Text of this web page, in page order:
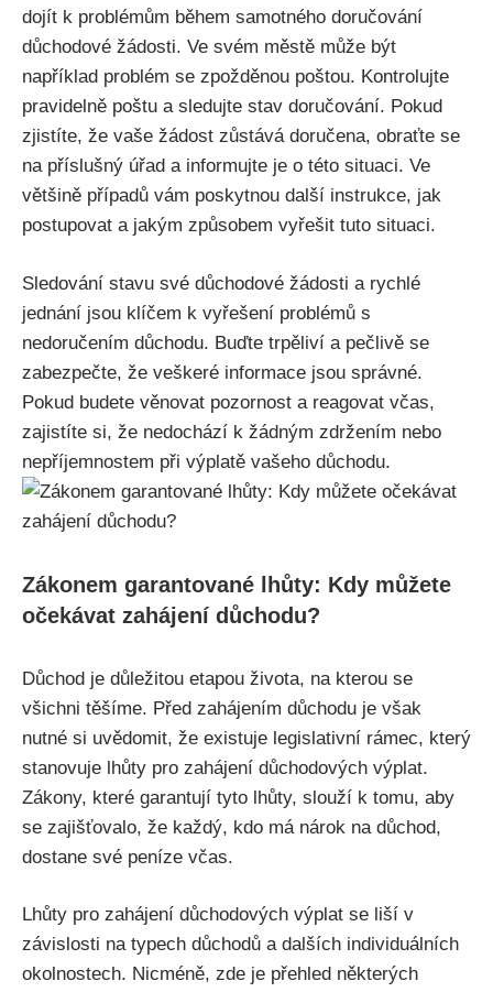
dojít k problémům během samotného doručování
důchodové žádosti. Ve svém městě může být
například problém se zpožděnou poštou. Kontrolujte
pravidelně poštu a sledujte stav doručování. Pokud
zjistíte, že vaše žádost zůstává doručena, obraťte se
na příslušný úřad a informujte je o této situaci. Ve
většině případů vám poskytnou další instrukce, jak
postupovat a jakým způsobem vyřešit tuto situaci.
Sledování stavu své důchodové žádosti a rychlé
jednání jsou klíčem k vyřešení problémů s
nedoručením důchodu. Buďte trpěliví a pečlivě se
zabezpečte, že veškeré informace jsou správné.
Pokud budete věnovat pozornost a reagovat včas,
zajistíte si, že nedochází k žádným zdržením nebo
nepříjemnostem při výplatě vašeho důchodu.
Zákonem garantované lhůty: Kdy můžete
očekávat zahájení důchodu?
Důchod je důležitou etapou života, na kterou se
všichni těšíme. Před zahájením důchodu je však
nutné si uvědomit, že existuje legislativní rámec, který
stanovuje lhůty pro zahájení důchodových výplat.
Zákony, které garantují tyto lhůty, slouží k tomu, aby
se zajišťovalo, že každý, kdo má nárok na důchod,
dostane své peníze včas.
Lhůty pro zahájení důchodových výplat se liší v
závislosti na typech důchodů a dalších individuálních
okolnostech. Nicméně, zde je přehled některých